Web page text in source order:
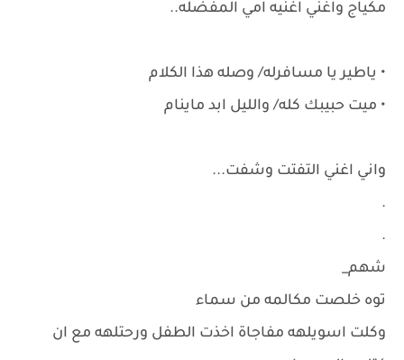
مكياج واغني اغنيه امي المفضله..
• ياطير يا مسافرله/ وصله هذا الكلام
• ميت حبيبك كله/ والليل ابد ماينام
واني اغني التفتت وشفت...
.
.
شهم_
توه خلصت مكالمه من سماء
وكلت اسويلهه مفاجاة اخذت الطفل ورحتلهه مع ان